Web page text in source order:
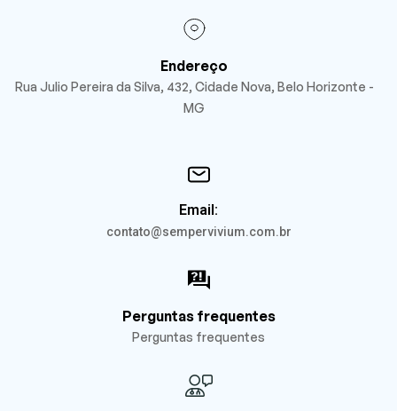
Endereço
Rua Julio Pereira da Silva, 432, Cidade Nova, Belo Horizonte -
MG
Email:
contato@sempervivium.com.br
Perguntas frequentes
Perguntas frequentes